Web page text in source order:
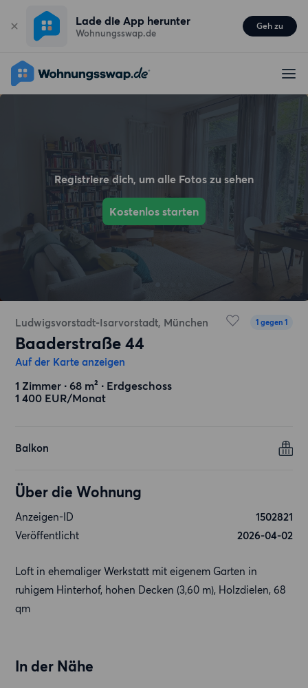
Lade die App herunter
Wohnungsswap.de
Geh zu
Registriere dich, um alle Fotos zu sehen
Kostenlos starten
Ludwigsvorstadt-Isarvorstadt, München 1 gegen 1
Baaderstraße 44
Auf der Karte anzeigen
1 Zimmer ∙ 68 m² ∙ Erdgeschoss
1 400 EUR/Monat
Balkon
Über die Wohnung
Anzeigen-ID
1502821
Veröffentlicht
2026-04-02
Loft in ehemaliger Werkstatt mit eigenem Garten in
ruhigem Hinterhof, hohen Decken (3,60 m), Holzdielen, 68
qm
In der Nähe